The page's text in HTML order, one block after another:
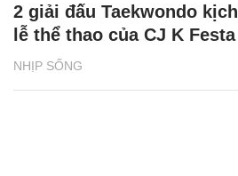
NHỊP SỐNG
2 giải đấu Taekwondo
lễ thể thao của CJ K